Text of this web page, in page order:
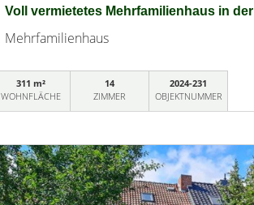
Voll vermietetes Mehrfamilienhaus in
Mehrfamilienhaus
311 m²
WOHNFLÄCHE
14
ZIMMER
2024-231
OBJEKTNUMMER